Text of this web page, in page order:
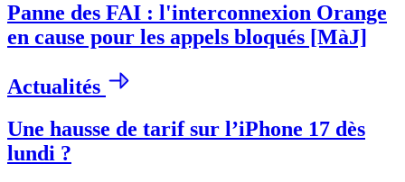
Panne des FAI : l'interconnexion Orange
en cause pour les appels bloqués [MàJ]
Actualités
Une hausse de tarif sur l’iPhone 17 dès
lundi ?